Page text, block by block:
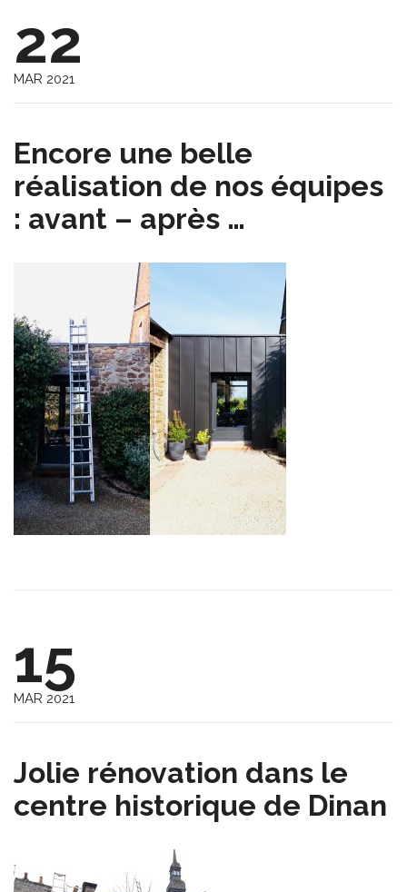
22
MAR 2021
Encore une belle
réalisation de nos équipes
: avant – après …
15
MAR 2021
Jolie rénovation dans le
centre historique de Dinan